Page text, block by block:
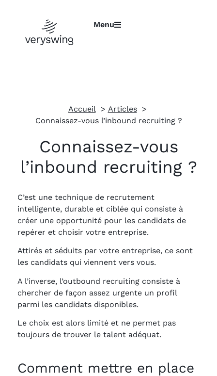
Menu
Accueil
Articles
Connaissez-vous l’inbound recruiting ?
Connaissez-vous
l’inbound recruiting ?
C’est une technique de recrutement
intelligente, durable et ciblée qui consiste à
créer une opportunité pour les candidats de
repérer et choisir votre entreprise.
Attirés et séduits par votre entreprise, ce sont
les candidats qui viennent vers vous.
A l’inverse, l’outbound recruiting consiste à
chercher de façon assez urgente un profil
parmi les candidats disponibles.
Le choix est alors limité et ne permet pas
toujours de trouver le talent adéquat.
Comment mettre en place